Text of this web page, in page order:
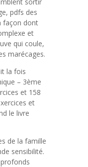
pdfs des
façon dont
et
qui coule,
marécages.
la fois
– 3ème
et 158
et
le livre
de la famille
sensibilité.